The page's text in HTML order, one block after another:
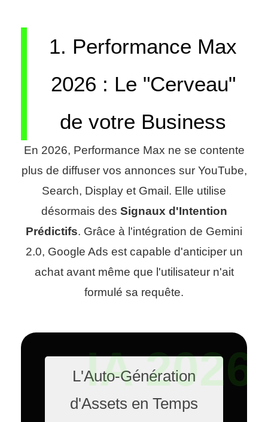
1. Performance Max
2026 : Le "Cerveau"
de votre Business
En 2026, Performance Max ne se contente
plus de diffuser vos annonces sur YouTube,
Search, Display et Gmail. Elle utilise
désormais des Signaux d'Intention
Prédictifs. Grâce à l'intégration de Gemini
2.0, Google Ads est capable d'anticiper un
achat avant même que l'utilisateur n'ait
formulé sa requête.
L'Auto-Génération
d'Assets en Temps